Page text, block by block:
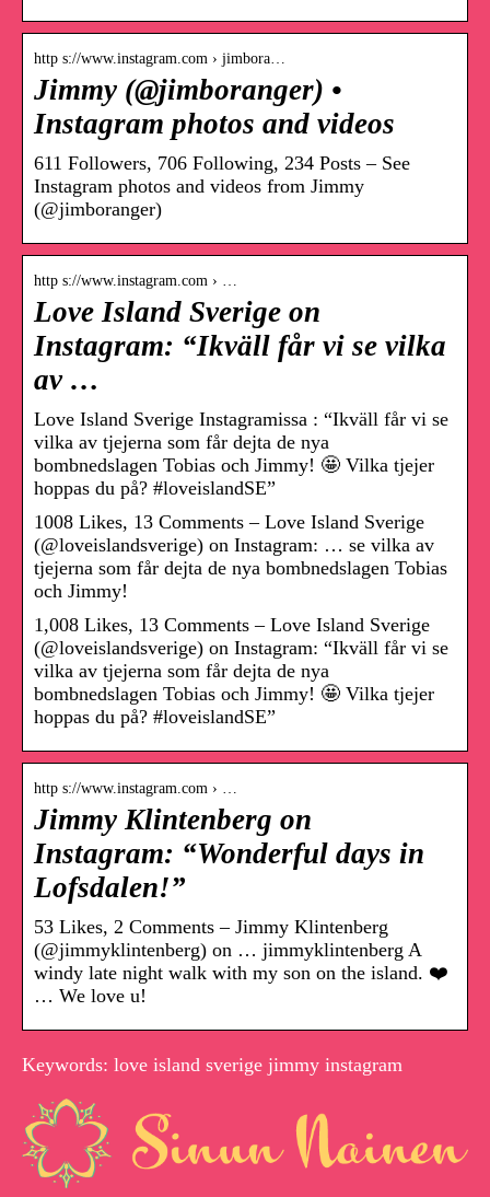
http s://www.instagram.com › jimbora…
Jimmy (@jimboranger) •
Instagram photos and videos
611 Followers, 706 Following, 234 Posts – See
Instagram photos and videos from Jimmy
(@jimboranger)
http s://www.instagram.com › …
Love Island Sverige on
Instagram: “Ikväll får vi se vilka
av …
Love Island Sverige Instagramissa : “Ikväll får vi se
vilka av tjejerna som får dejta de nya
bombnedslagen Tobias och Jimmy! 🤩 ​Vilka tjejer
hoppas du på? #loveislandSE”
1008 Likes, 13 Comments – Love Island Sverige
(@loveislandsverige) on Instagram: … se vilka av
tjejerna som får dejta de nya bombnedslagen Tobias
och Jimmy!
1,008 Likes, 13 Comments – Love Island Sverige
(@loveislandsverige) on Instagram: “Ikväll får vi se
vilka av tjejerna som får dejta de nya
bombnedslagen Tobias och Jimmy! 🤩 ​Vilka tjejer
hoppas du på? #loveislandSE”
http s://www.instagram.com › …
Jimmy Klintenberg on
Instagram: “Wonderful days in
Lofsdalen!”
53 Likes, 2 Comments – Jimmy Klintenberg
(@jimmyklintenberg) on … jimmyklintenberg A
windy late night walk with my son on the island. ❤️
… We love u!
Keywords: love island sverige jimmy instagram